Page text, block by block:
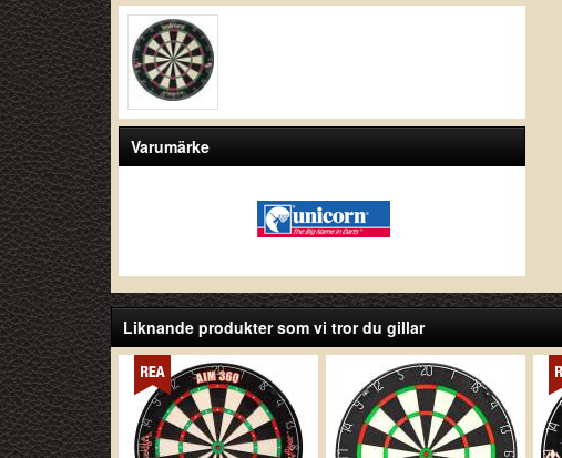
Varumärke
Liknande produkter som vi tror du gillar